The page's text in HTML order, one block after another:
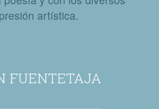
artística.
FUENTETAJA